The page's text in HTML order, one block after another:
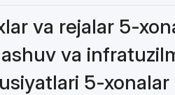
va rejalar 5-
va
5-xonalar